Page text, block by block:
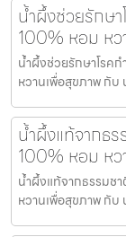
น้ำผึ้งช่วยรักษ
100% หอม ห
น้ำผึ้งช่วยรักษาโรค
หวานเพื่อสุขภาพ กับ
น้ำผึ้งแท้จากธ
100% หอม ห
น้ำผึ้งแท้จากธรรมช
หวานเพื่อสุขภาพ กับ